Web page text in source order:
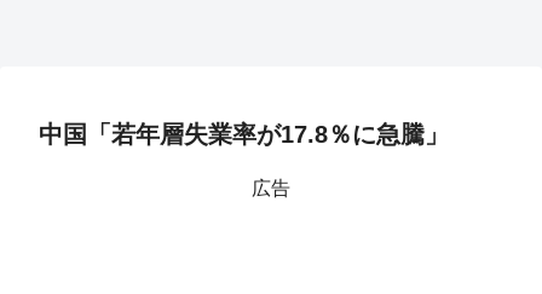
中国「若年層失業率が17.8％に急騰」
広告